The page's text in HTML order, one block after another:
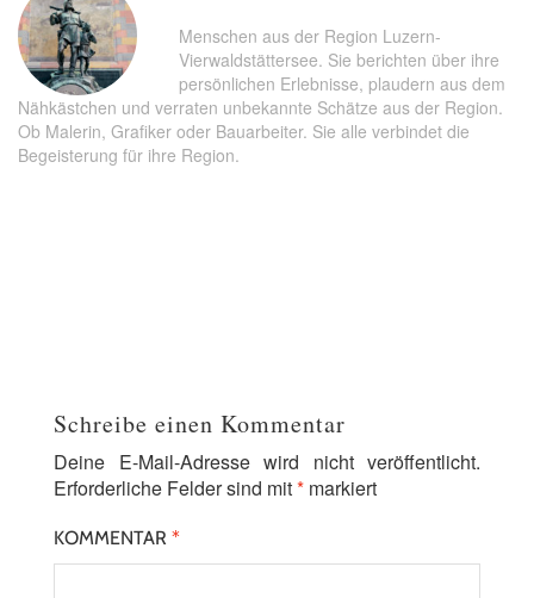
Menschen aus der Region Luzern-
Vierwaldstättersee. Sie berichten über ihre
persönlichen Erlebnisse, plaudern aus dem
Nähkästchen und verraten unbekannte Schätze aus der Region.
Ob Malerin, Grafiker oder Bauarbeiter. Sie alle verbindet die
Begeisterung für ihre Region.
Schreibe einen Kommentar
Deine E-Mail-Adresse wird nicht veröffentlicht.
Erforderliche Felder sind mit* markiert
KOMMENTAR *